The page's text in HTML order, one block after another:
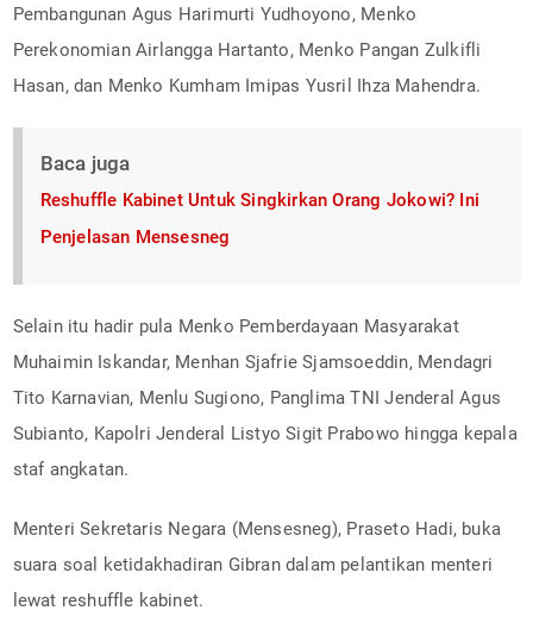
Pembangunan Agus Harimurti Yudhoyono, Menko
Perekonomian Airlangga Hartanto, Menko Pangan Zulkifli
Hasan, dan Menko Kumham Imipas Yusril Ihza Mahendra.
Baca juga
Reshuffle Kabinet Untuk Singkirkan Orang Jokowi? Ini
Penjelasan Mensesneg
Selain itu hadir pula Menko Pemberdayaan Masyarakat
Muhaimin Iskandar, Menhan Sjafrie Sjamsoeddin, Mendagri
Tito Karnavian, Menlu Sugiono, Panglima TNI Jenderal Agus
Subianto, Kapolri Jenderal Listyo Sigit Prabowo hingga kepala
staf angkatan.
Menteri Sekretaris Negara (Mensesneg), Praseto Hadi, buka
suara soal ketidakhadiran Gibran dalam pelantikan menteri
lewat reshuffle kabinet.